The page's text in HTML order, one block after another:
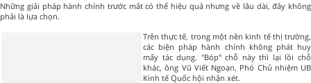
Những giải pháp hành chính trước mắt có thể hiệu quả nhưng về lâu dài, đây không
phải là lựa chọn.
Trên thực tế, trong một nền kinh tế thị trường,
các biện pháp hành chính không phát huy
mấy tác dụng. "Bóp" chỗ này thì lại lồi chỗ
khác, ông Vũ Viết Ngoạn, Phó Chủ nhiệm UB
Kinh tế Quốc hội nhận xét.